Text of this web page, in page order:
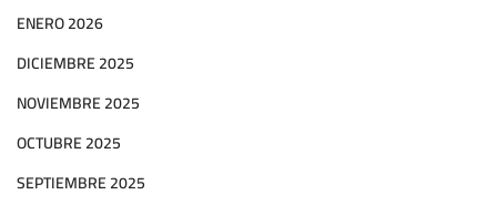
ENERO 2026
DICIEMBRE 2025
NOVIEMBRE 2025
OCTUBRE 2025
SEPTIEMBRE 2025